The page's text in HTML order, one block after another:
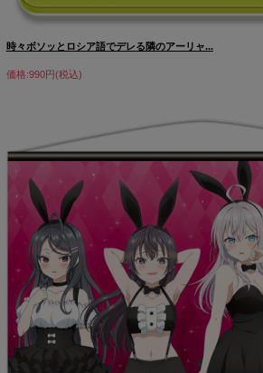
時々ボソッとロシア語でデレる隣のアーリャ...
価格:990円(税込)